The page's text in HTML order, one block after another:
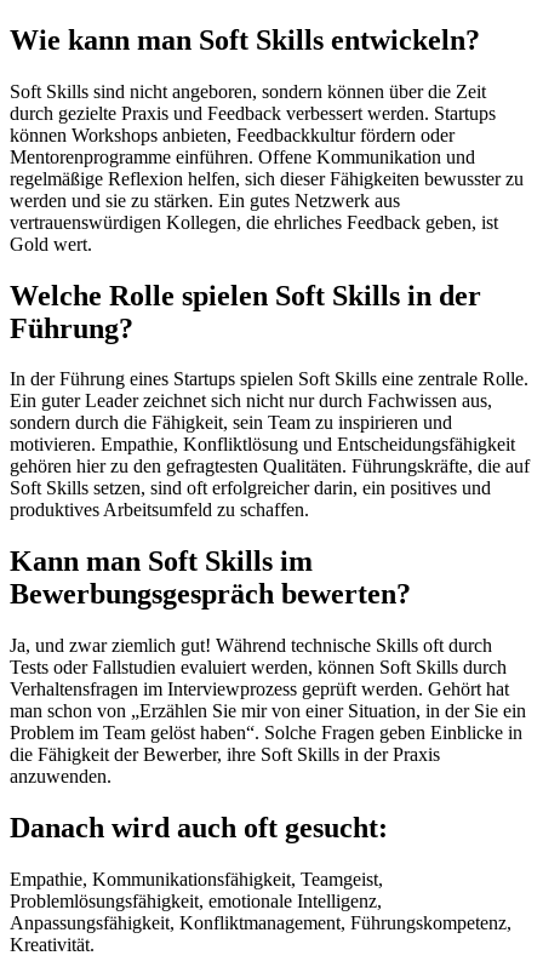
Wie kann man Soft Skills entwickeln?
Soft Skills sind nicht angeboren, sondern können über die Zeit
durch gezielte Praxis und Feedback verbessert werden. Startups
können Workshops anbieten, Feedbackkultur fördern oder
Mentorenprogramme einführen. Offene Kommunikation und
regelmäßige Reflexion helfen, sich dieser Fähigkeiten bewusster zu
werden und sie zu stärken. Ein gutes Netzwerk aus
vertrauenswürdigen Kollegen, die ehrliches Feedback geben, ist
Gold wert.
Welche Rolle spielen Soft Skills in der
Führung?
In der Führung eines Startups spielen Soft Skills eine zentrale Rolle.
Ein guter Leader zeichnet sich nicht nur durch Fachwissen aus,
sondern durch die Fähigkeit, sein Team zu inspirieren und
motivieren. Empathie, Konfliktlösung und Entscheidungsfähigkeit
gehören hier zu den gefragtesten Qualitäten. Führungskräfte, die auf
Soft Skills setzen, sind oft erfolgreicher darin, ein positives und
produktives Arbeitsumfeld zu schaffen.
Kann man Soft Skills im
Bewerbungsgespräch bewerten?
Ja, und zwar ziemlich gut! Während technische Skills oft durch
Tests oder Fallstudien evaluiert werden, können Soft Skills durch
Verhaltensfragen im Interviewprozess geprüft werden. Gehört hat
man schon von „Erzählen Sie mir von einer Situation, in der Sie ein
Problem im Team gelöst haben“. Solche Fragen geben Einblicke in
die Fähigkeit der Bewerber, ihre Soft Skills in der Praxis
anzuwenden.
Danach wird auch oft gesucht:
Empathie, Kommunikationsfähigkeit, Teamgeist,
Problemlösungsfähigkeit, emotionale Intelligenz,
Anpassungsfähigkeit, Konfliktmanagement, Führungskompetenz,
Kreativität.